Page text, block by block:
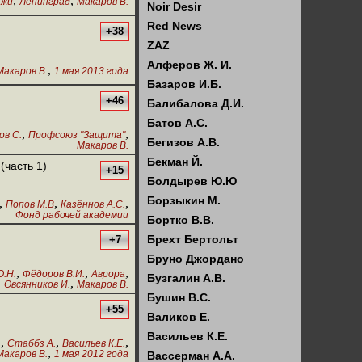
+38
В., 1 мая 2013 года
+46
С., Профсоюз "Защита",
Макаров В.
1) +15
, Попов М.В, Казённов А.С.,
Фонд рабочей академии
+7
, Фёдоров В.И., Аврора,
Овсянников И., Макаров В.
+55
, Стаббз А., Васильев К.Е.,
В., 1 мая 2012 года
Noir Desir
Red News
ZAZ
Алферов Ж. И.
Базаров И.Б.
Балибалова Д.И.
Батов А.С.
Бегизов А.В.
Бекман Й.
Болдырев Ю.Ю
Борзыкин М.
Бортко В.В.
Брехт Бертольт
Бруно Джордано
Бузгалин А.В.
Бушин В.С.
Валиков Е.
Васильев К.Е.
Вассерман А.А.